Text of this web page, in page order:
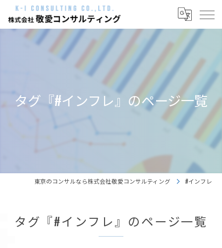
タグ『#インフレ』のページ一覧
東京のコンサルなら株式会社敬愛コンサルティング #インフレ
タグ『#インフレ』のページ一覧